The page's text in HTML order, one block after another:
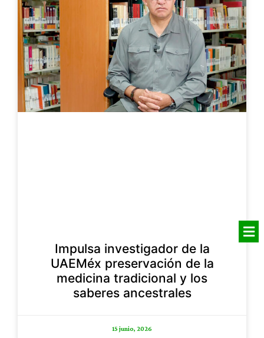
Impulsa investigador de la
UAEMéx preservación de la
medicina tradicional y los
saberes ancestrales
15 junio, 2026